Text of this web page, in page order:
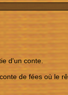
d'un conte.
de fées où le